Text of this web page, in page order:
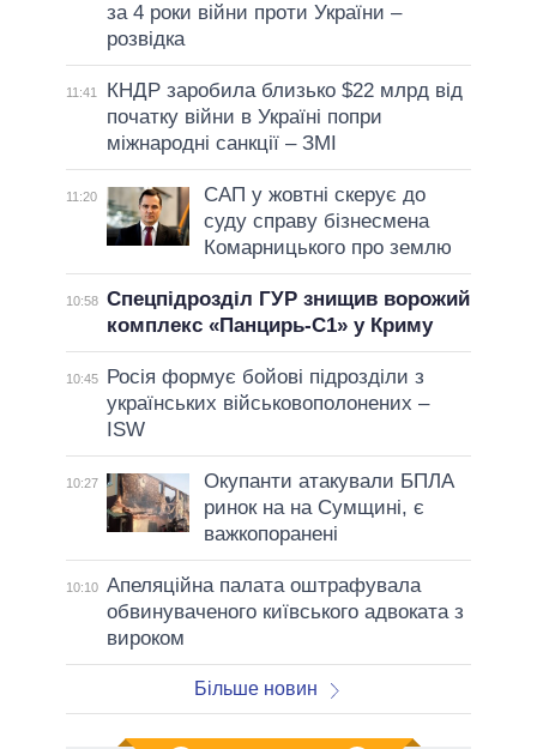
за 4 роки війни проти України –
розвідка
11:41
КНДР заробила близько $22 млрд від
початку війни в Україні попри
міжнародні санкції – ЗМІ
11:20
САП у жовтні скерує до
суду справу бізнесмена
Комарницького про землю
10:58 Спецпідрозділ ГУР знищив ворожий
комплекс «Панцирь-С1» у Криму
10:45
Росія формує бойові підрозділи з
українських військовополонених –
ISW
10:27
Окупанти атакували БПЛА
ринок на на Сумщині, є
важкопоранені
10:10 Апеляційна палата оштрафувала
обвинуваченого київського адвоката з
вироком
Більше новин